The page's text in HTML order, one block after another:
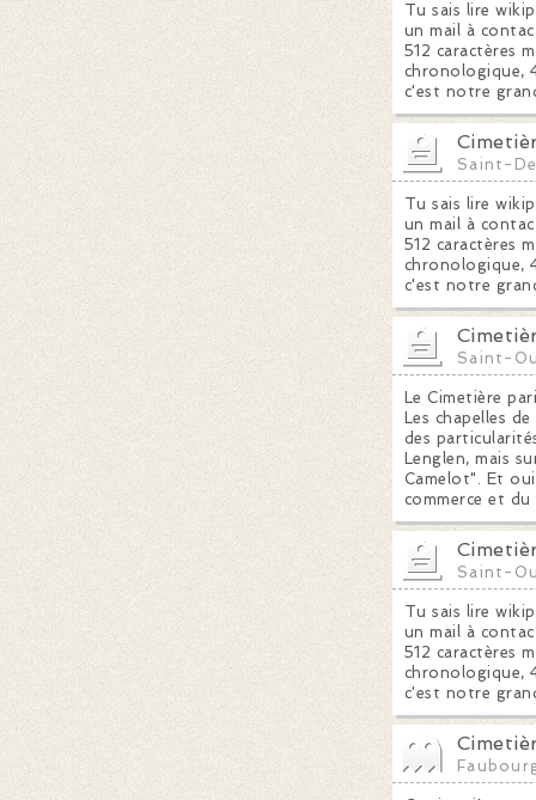
Tu sais lire
un mail à
512 caractères
chronologique,
c'est notre
Saint-
Tu sais lire
un mail à
512 caractères
chronologique,
c'est notre
Saint-
Le Cimetière
Les chapelles
des
Lenglen, mais
Camelot". Et
commerce et
Saint-
Tu sais lire
un mail à
512 caractères
chronologique,
c'est notre